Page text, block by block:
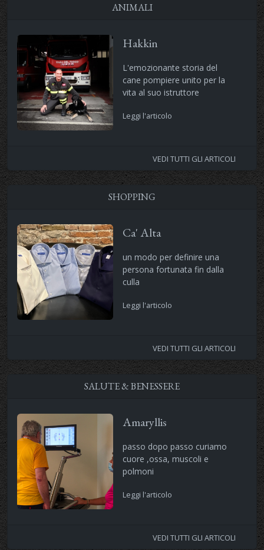
ANIMALI
Hakkin
L'emozionante storia del
cane pompiere unito per la
vita al suo istruttore
Leggi l'articolo
VEDI TUTTI GLI ARTICOLI
SHOPPING
Ca' Alta
un modo per definire una
persona fortunata fin dalla
culla
Leggi l'articolo
VEDI TUTTI GLI ARTICOLI
SALUTE & BENESSERE
Amaryllis
passo dopo passo curiamo
cuore ,ossa, muscoli e
polmoni
Leggi l'articolo
VEDI TUTTI GLI ARTICOLI